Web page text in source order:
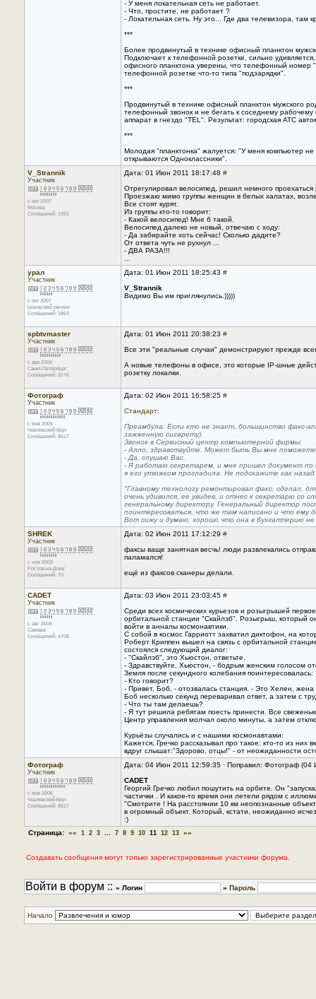
- У меня локательная сеть не работает.
- Что, простите, не работает ?
- Локательная сеть. Ну это... Где два телевизора, там
***
Более продвинутый в технике офисный планктон
Подключает к телефонной розетке, сильно
офисного планктона уверены, что телефонный номер
телефонной розетке что-то типа "подзарядки".
***
Продвинутый в технике офисный планктон мужского
телефонный звонок и не бегать к соседнему рабочему
аппарат в гнездо "TЕL". Результат: городская АТС
***
Молодая "планктонка" жалуется: "У меня компьютер
открываются Одноклассники".
V_Strannik
Участник
с окт 2007
Москва
Сообщений: 1991
Дата: 01 Июн 2011 18:17:48 #
Отрегулировал велосипед, решил немного
Проезжаю мимо группы женщин в белых халатах,
Все стоят курят.
Из группы кто-то говорит:
- Какой велосипед! Мне б такой.
Велосипед далеко не новый, отвечаю с ходу:
- Да забирайте хоть сейчас! Сколько дадите?
От ответа чуть не рухнул ...
- ДВА РАЗА!!!
урал
Участник
с окт 2007
уральский регион
Сообщений: 1863
Дата: 01 Июн 2011 18:25:43 #
V_Strannik
Видимо Вы им приглянулись.)))))
spbtvmaster
Участник
с дек 2006
Санкт-Петербург
Сообщений: 3176
Дата: 01 Июн 2011 20:38:23 #
Все эти "реальные случаи" демонстрируют прежде
А новые телефоны в офисе, это которые IP-шные
розетку локалки.
Фотограф
Участник
с янв 2006
Чкаловский-Круг
Сообщений: 8617
Дата: 02 Июн 2011 16:58:25 #
Стандарт:
Прeамбула: Если кто не знает, большинство факс-
зажженную сигарету).
Звонок в Сервисный центр компьютерной фирмы:
- Алло, здравствуйте. Может быть Вы мне
- Да, слушаю Вас.
- Я работаю секретарем, и мне пришел документ по
я его утюжком прогладила. Не подскажите как назад
"Главному технологу ремонтировал факс, сделал,
очень удивился, ее увидев, и отнес к секретарю со
генеральному директору. Генеральный директор
поинтересоваться, что же там написано и что ему
Вот сижу и думаю, хорошо что она в бухгалтерию
SHREK
Участник
с ноя 2003
Ростов-на-Дону
Сообщений: 70
Дата: 02 Июн 2011 17:12:29 #
факсы ваще занятная весчь! люди развлекались
паламался!
ещё из факсов сканеры делали.
CADET
Участник
с авг 2006
Самара
Сообщений: 4708
Дата: 03 Июн 2011 23:03:45 #
Среди всех космических курьезов и розыгрышей
орбитальной станции "Скайлэб". Розыгрыш, который
войти в анналы космонавтики.
С собой в космос Гарриотт захватил диктофон, на
Роберт Криппен вышел на связь с орбитальной
состоялся следующий диалог:
- "Скайлэб", это Хьюстон, ответьте.
- Здравствуйте, Хьюстон, - бодрым женским голосом
Земля после секундного колебания поинтересовалась:
- Кто говорит?
- Привет, Боб, - отозвалась станция. - Это Хелен,
Боб несколько секунд переваривал ответ, а затем с
- Что ты там делаешь?
- Я тут решила ребятам поесть принести. Все
Центр управления молчал около минуты, а затем
Курьёзы случались и с нашими космонавтами:
Кажется, Гречко рассказывал про такое: кто-то из
вдруг слышат:"Здорово, отцы!" - от неожиданности
Фотограф
Участник
с янв 2006
Чкаловский-Круг
Сообщений: 8617
Дата: 04 Июн 2011 12:59:35 · Поправил: Фотограф
CADET
Георгий Гречко любил пошутить на орбите. Он
частички . И какое-то время они летели рядом с
"Смотрите ! На расстоянии 10 км неопознанные
в огромный объект. Который, кстати, неожиданно
:)
Страница: «« 1 2 3 7 8 9 10 11 12 13 »»
Создавать сообщения могут только зарегистрированные участники форума.
Войти в форум :: » Логин » Пароль
Начало